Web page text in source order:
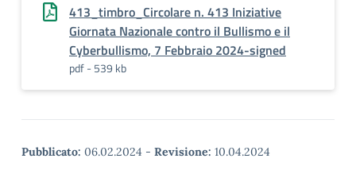
413_timbro_Circolare n. 413 Iniziative
Giornata Nazionale contro il Bullismo e il
Cyberbullismo, 7 Febbraio 2024-signed
pdf - 539 kb
Pubblicato: 06.02.2024 - Revisione: 10.04.2024